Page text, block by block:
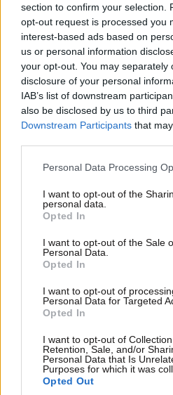
section to confirm your selection.
opt-out request is processed you
interest-based ads based on
us or personal information
your opt-out. You may separately
disclosure of your personal
IAB’s list of downstream
also be disclosed by us to third
Downstream Participants that
Please note that this website/app
not limited to your visit or usage
grant or deny consent to Google
use your data for below specified
consent section.
Personal Data Processing
I want to opt-out of the
personal data.
Opted In
I want to opt-out of the Sale
Personal Data.
Opted In
I want to opt-out of
Personal Data for Targeted
Opted In
I want to opt-out of
Retention, Sale, and/or
Personal Data that Is
Purposes for which it was
Opted Out
ΣΧΌΛΙΑ